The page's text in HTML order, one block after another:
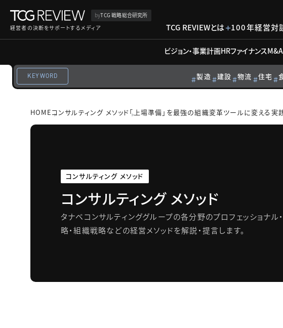
byTCG 戦略総合研究所
経営者の決断をサポートするメディア
TCG REVIEWとは 100年経営対
ビジョン・事業計画HRファイナンスM&A
KEYWORD 製造 建設 物流 住宅
HOMEコンサルティング メソッド 「上場準備」を最強の組織変革ツールに変える実
コンサルティング メソッド
コンサルティング メソッド
タナベコンサルティンググループの各分野のプロフェッショナル
略・組織戦略などの経営メソッドを解説・提言します。